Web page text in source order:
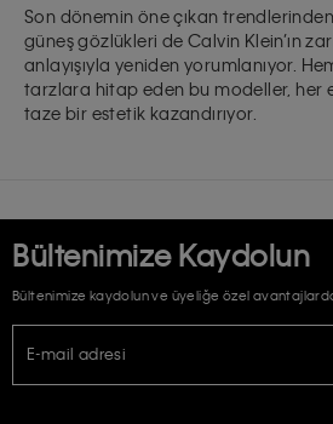
Son dönemin öne çıkan
güneş gözlükleri de Calvin Klein’ın
anlayışıyla yeniden yorumlanıyor.
tarzlara hitap eden bu modeller, her
taze bir estetik kazandırıyor.
Bültenimize Kaydolun
Bültenimize kaydolun ve üyeliğe özel
E-mail adresi